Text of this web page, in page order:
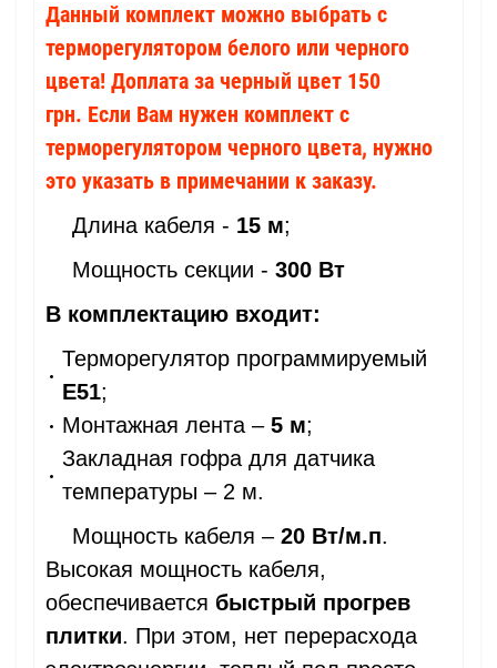
Данный комплект можно выбрать с
терморегулятором белого или черного
цвета! Доплата за черный цвет 150
грн. Если Вам нужен комплект с
терморегулятором черного цвета, нужно
это указать в примечании к заказу.
Длина кабеля - 15 м;
Мощность секции - 300 Вт
В комплектацию входит:
Терморегулятор программируемый
Е51;
Монтажная лента –5 м;
Закладная гофра для датчика
температуры – 2 м.
Мощность кабеля – 20 Вт/м.п.
Высокая мощность кабеля,
обеспечивается быстрый прогрев
плитки. При этом, нет перерасхода